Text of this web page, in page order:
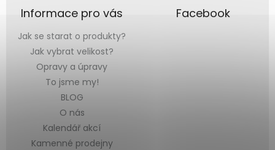
Informace pro vás
Jak se starat o produkty?
Jak vybrat velikost?
Opravy a úpravy
To jsme my!
BLOG
O nás
Kalendář akcí
Kamenné prodejny
Facebook